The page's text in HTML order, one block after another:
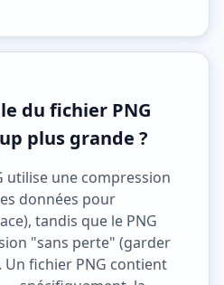
du fichier PNG
plus grande ?
utilise une compression
données pour
tandis que le PNG
"sans perte" (garder
fichier PNG contient